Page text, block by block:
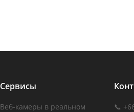
Сервисы
Веб-камеры в реальном
📞